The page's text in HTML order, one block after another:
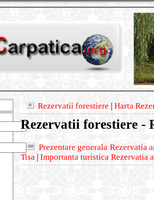
Rezervatii forestiere | Harta
Rezervatii forestiere -
Prezentare generala Rezervatia
Tisa | Importanta turistica Rezervatia